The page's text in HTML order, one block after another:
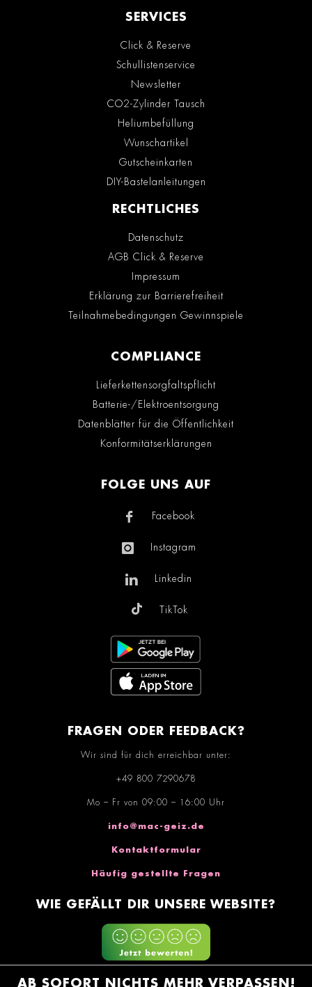
SERVICES
Click & Reserve
Schullistenservice
Newsletter
CO2-Zylinder Tausch
Heliumbefüllung
Wunschartikel
Gutscheinkarten
DIY-Bastelanleitungen
RECHTLICHES
Datenschutz
AGB Click & Reserve
Impressum
Erklärung zur Barrierefreiheit
Teilnahmebedingungen Gewinnspiele
COMPLIANCE
Lieferkettensorgfaltspflicht
Batterie-/Elektroentsorgung
Datenblätter für die Öffentlichkeit
Konformitätserklärungen
FOLGE UNS AUF
Facebook
Instagram
Linkedin
TikTok
FRAGEN ODER FEEDBACK?
Wir sind für dich erreichbar unter:
+49 800 7290678
Mo – Fr von 09:00 – 16:00 Uhr
info@mac-geiz.de
Kontaktformular
Häufig gestellte Fragen
WIE GEFÄLLT DIR UNSERE WEBSITE?
AB SOFORT NICHTS MEHR VERPASSEN!